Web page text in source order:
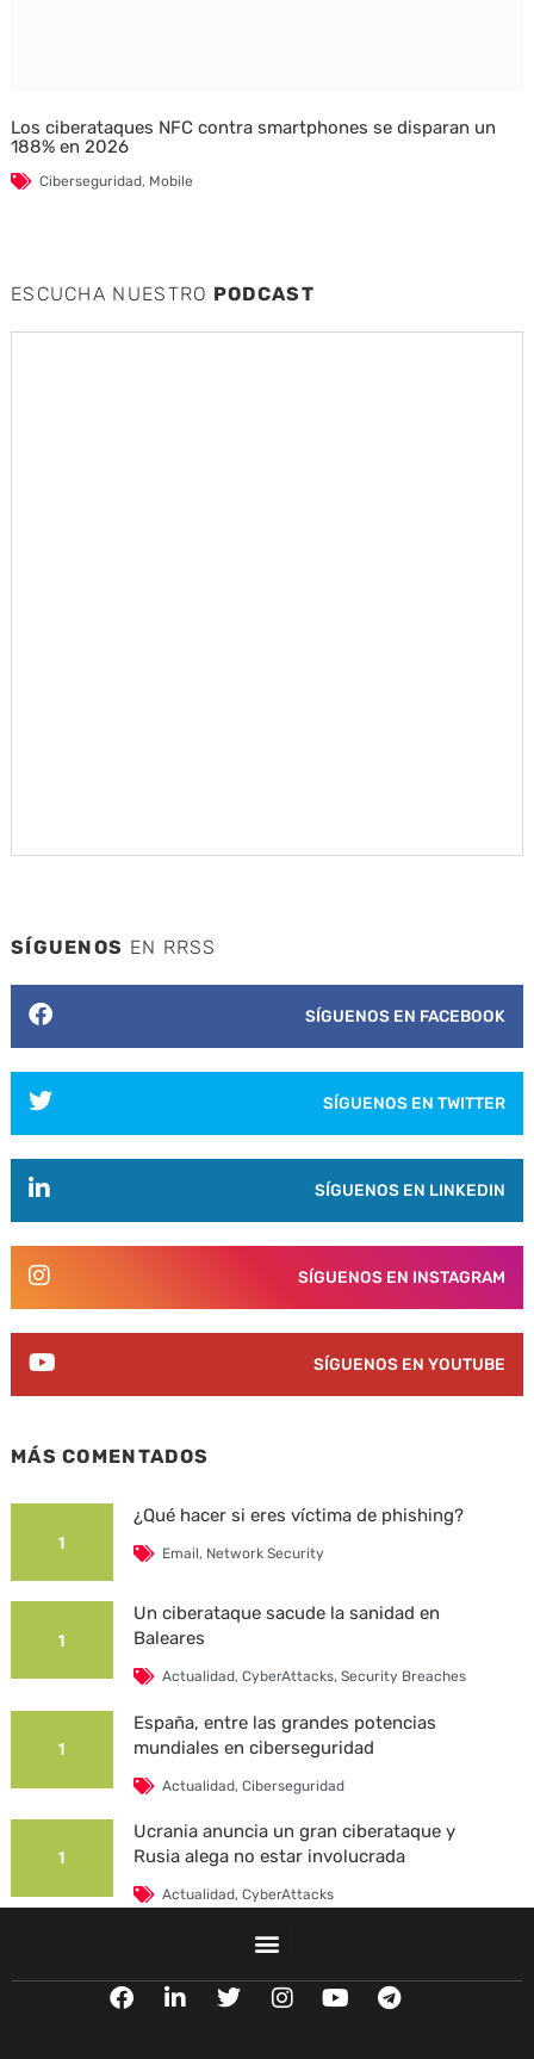
Los ciberataques NFC contra smartphones se disparan un
188% en 2026
Ciberseguridad, Mobile
ESCUCHA NUESTRO PODCAST
SÍGUENOS EN RRSS
SÍGUENOS EN FACEBOOK
SÍGUENOS EN TWITTER
SÍGUENOS EN LINKEDIN
SÍGUENOS EN INSTAGRAM
SÍGUENOS EN YOUTUBE
MÁS COMENTADOS
1
¿Qué hacer si eres víctima de phishing?
Email, Network Security
1
Un ciberataque sacude la sanidad en
Baleares
Actualidad,CyberAttacks,Security Breaches
1
España, entre las grandes potencias
mundiales en ciberseguridad
Actualidad,Ciberseguridad
1
Ucrania anuncia un gran ciberataque y
Rusia alega no estar involucrada
Actualidad,CyberAttacks
La Universidad Autónoma de Barcelona es
Actualidad, CyberAttacks,Security Breaches
F
L
i
T
I
Y
o
T